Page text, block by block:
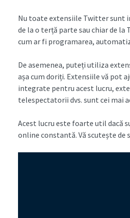
Nu toate extensiile Twitter sunt
de la o terță parte sau chiar de
cum ar fi programarea,
De asemenea, puteți utiliza
așa cum doriți. Extensiile vă pot
integrate pentru acest lucru,
telespectatorii dvs. sunt cei mai
Acest lucru este foarte util dacă
online constantă. Vă scutește